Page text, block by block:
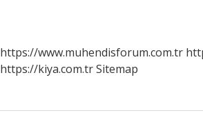
https://www.muhendisforum.com.tr
https://kiya.com.trSitemap